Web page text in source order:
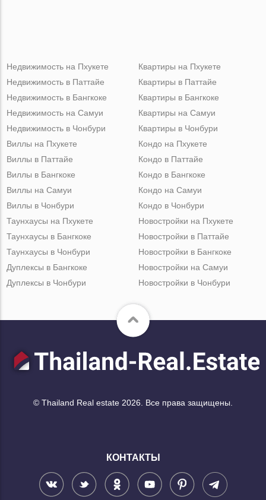
Недвижимость на Пхукете
Недвижимость в Паттайе
Недвижимость в Бангкоке
Недвижимость на Самуи
Недвижимость в Чонбури
Квартиры на Пхукете
Квартиры в Паттайе
Квартиры в Бангкоке
Квартиры на Самуи
Квартиры в Чонбури
Виллы на Пхукете
Виллы в Паттайе
Виллы в Бангкоке
Виллы на Самуи
Виллы в Чонбури
Кондо на Пхукете
Кондо в Паттайе
Кондо в Бангкоке
Кондо на Самуи
Кондо в Чонбури
Таунхаусы на Пхукете
Таунхаусы в Бангкоке
Таунхаусы в Чонбури
Дуплексы в Бангкоке
Дуплексы в Чонбури
Новостройки на Пхукете
Новостройки в Паттайе
Новостройки в Бангкоке
Новостройки на Самуи
Новостройки в Чонбури
© Thailand Real estate 2026. Все права защищены.
КОНТАКТЫ